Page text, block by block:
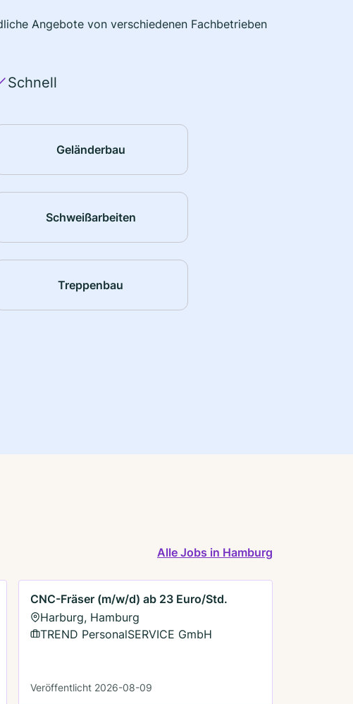
Angebote von verschiedenen Fachbetrieben
Schnell
Geländerbau
Schweißarbeiten
Treppenbau
Alle Jobs in Hamburg
CNC-Fräser (m/w/d) ab 23 Euro/Std.
Harburg, Hamburg
TREND PersonalSERVICE GmbH
Veröffentlicht 2026-08-09